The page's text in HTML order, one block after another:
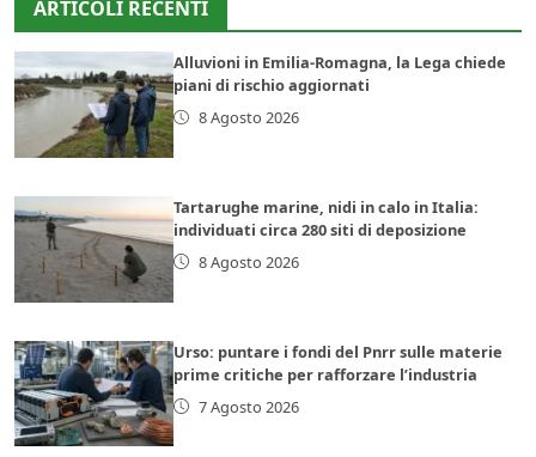
ARTICOLI RECENTI
Alluvioni in Emilia-Romagna, la Lega chiede
piani di rischio aggiornati
8 Agosto 2026
Tartarughe marine, nidi in calo in Italia:
individuati circa 280 siti di deposizione
8 Agosto 2026
Urso: puntare i fondi del Pnrr sulle materie
prime critiche per rafforzare l’industria
7 Agosto 2026